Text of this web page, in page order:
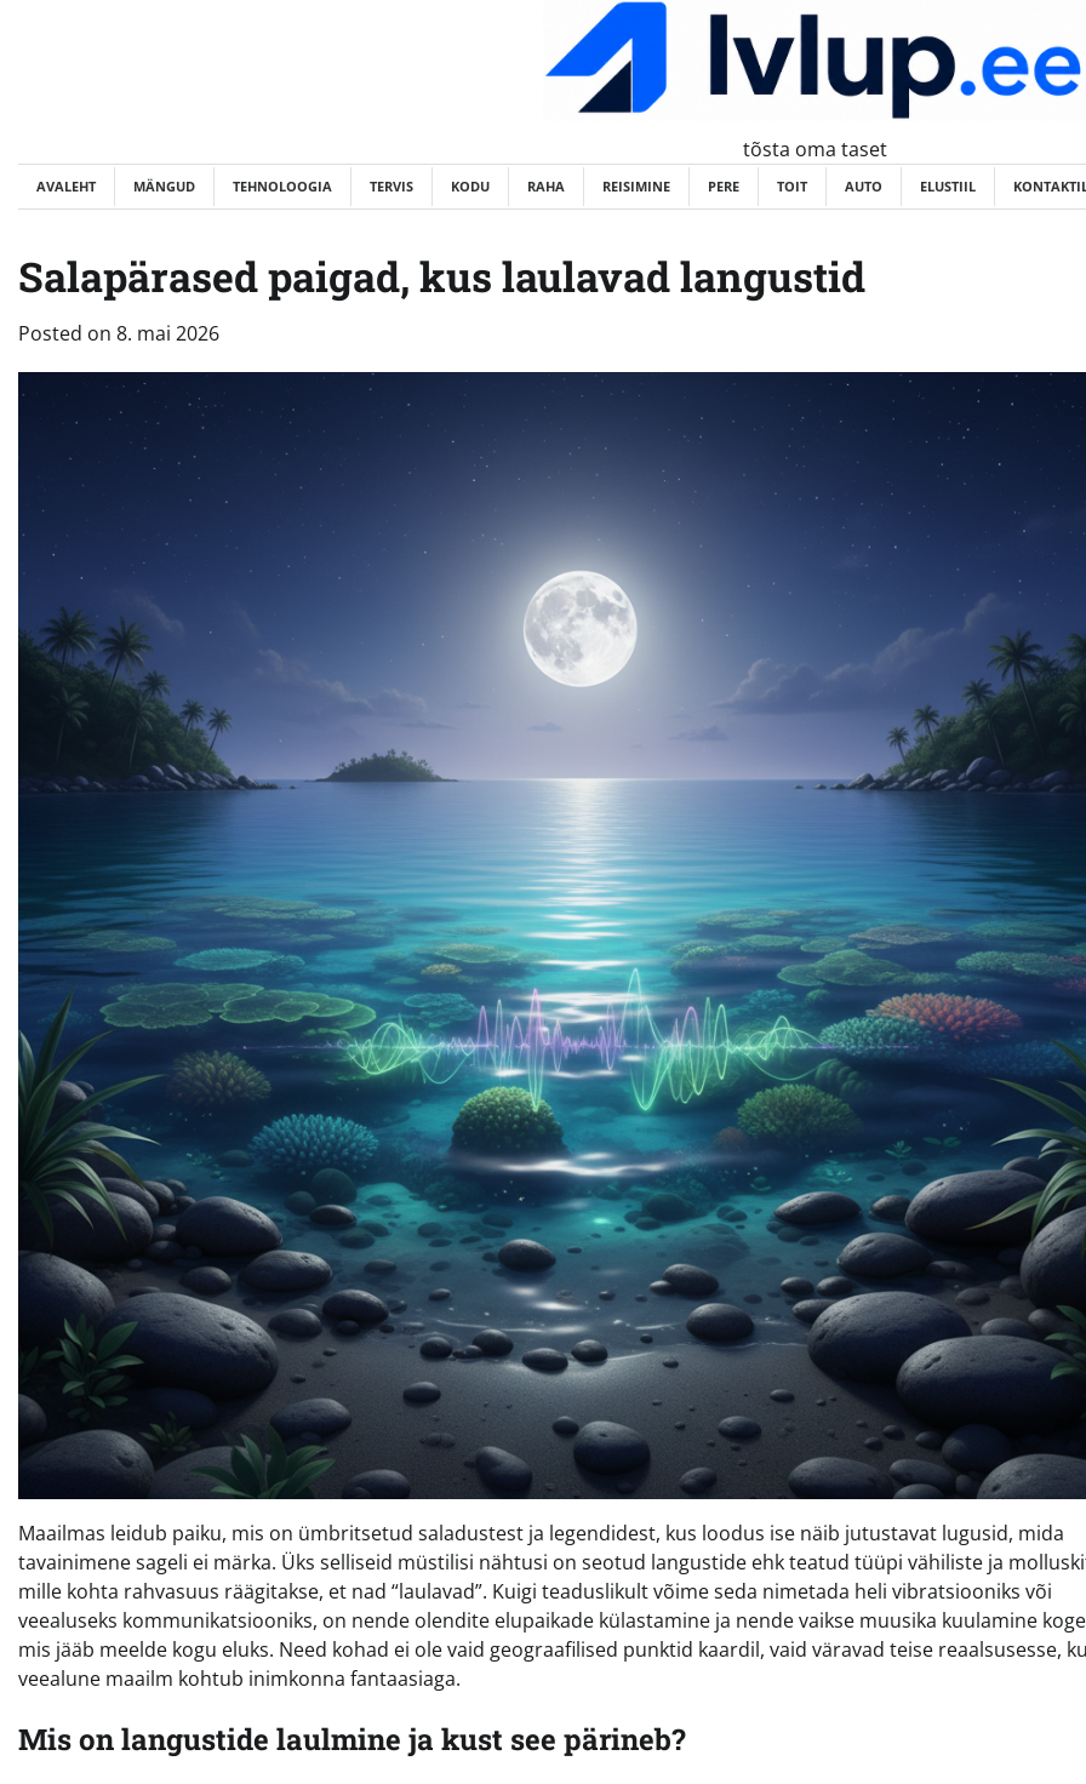
tõsta oma taset
AVALEHT MÄNGUD TEHNOLOOGIA TERVIS KODU RAHA REISIMINE PERE TOIT AUTO ELUSTIIL
Salapärased paigad, kus laulavad langustid
Posted on 8. mai 2026
Maailmas leidub paiku, mis on ümbritsetud saladustest ja legendidest, kus loodus ise näib jutustavat lugusid, mida
tavainimene sageli ei märka. Üks selliseid müstilisi nähtusi on seotud langustide ehk teatud tüüpi vähiliste ja
mille kohta rahvasuus räägitakse, et nad “laulavad”. Kuigi teaduslikult võime seda nimetada heli vibratsiooniks või
veealuseks kommunikatsiooniks, on nende olendite elupaikade külastamine ja nende vaikse muusika kuulamine
mis jääb meelde kogu eluks. Need kohad ei ole vaid geograafilised punktid kaardil, vaid väravad teise reaalsusesse,
veealune maailm kohtub inimkonna fantaasiaga.
Mis on langustide laulmine ja kust see pärineb?